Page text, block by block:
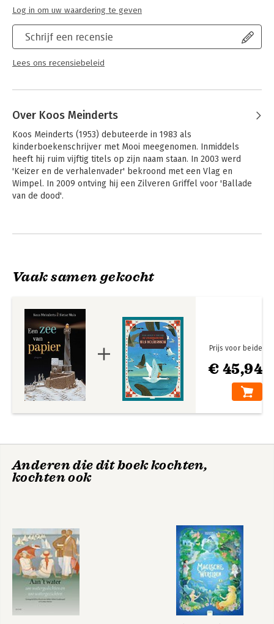
Schrijf een recensie
Lees ons recensiebeleid
Log in om uw waardering te geven
Over Koos Meinderts
Koos Meinderts (1953) debuteerde in 1983 als
kinderboekenschrijver met Mooi meegenomen. Inmiddels
heeft hij ruim vijftig titels op zijn naam staan. In 2003 werd
'Keizer en de verhalenvader' bekroond met een Vlag en
Wimpel. In 2009 ontving hij een Zilveren Griffel voor 'Ballade
van de dood'.
boekteksten schrijft hij ook liedjes en theaterteksten. In 1991
Andere boeken door Koos Meinderts
Het grote
Rijksmuseum
voorleesboek
Het grote
Rembrandt
voorleesboek
Bij ons in de straat Dag poes!
Vaak samen gekocht
€ 45,94
Prijs voor beide
Anderen die dit boek kochten,
kochten ook